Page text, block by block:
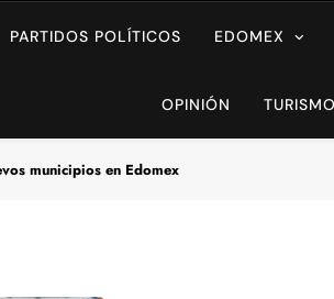
PARTIDOS POLÍTICOS EDOMEX
OPINIÓN TURISMO
municipios en Edomex